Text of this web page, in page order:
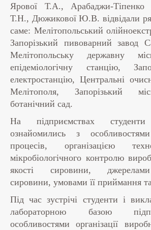
Ярової Т.А., Арабаджи-Тіпенко
Т.Н., Дюжикової Ю.В. відвідали
саме: Мелітопольський
Запорізький пивоварний завод
Мелітопольську державну
епідеміологічну станцію,
електростанцію, Центральні
Мелітополя, Запорізький
ботанічний сад.
На підприємствах
ознайомились з
процесів, організацією
мікробіологічного контролю
якості сировини,
сировини, умовами її приймання та
Під час зустрічі студенти і
лабораторною базою
особливостями організації